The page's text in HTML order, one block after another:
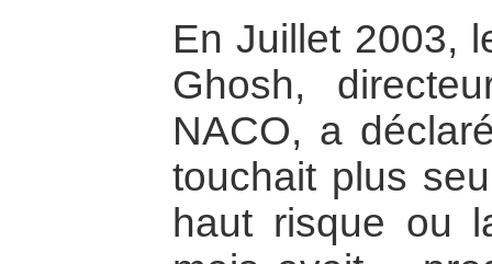
En Juillet 2003,
Ghosh,
NACO, a
touchait plus
haut risque ou